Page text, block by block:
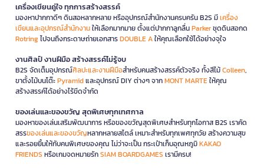
เครื่องเขียนคู่ใจ ทุกการสร้างสรรค์
มองหาปากกาดีๆ ดินสอหลากหลาย หรืออุปกรณ์สำนักงานครบครัน B2S มีเครื่อง
เขียนและอุปกรณ์สำนักงานให้เลือกมากมาย ตั้งแต่ปากกาลูกลื่นParkerชุดดินสอกด
Rotringไปจนถึงกระดาษถ่ายเอกสารDOUBLE Aให้คุณเลือกใช้ได้อย่างจุใจ
งานศิลป์ งานฝีมือ สร้างสรรค์ไม่รู้จบ
B2S จัดเต็มอุปกรณ์ศิลปะและงานฝีมือสำหรับคนสร้างสรรค์ตัวจริง ทั้งสีไม้Colleen,
ขาตั้งไม้บนโต๊ะPyramidและอุปกรณ์ DIY ต่างๆ จากMONT MARTEให้คุณ
สร้างสรรค์ได้อย่างไร้ขีดจำกัด
ของเล่นและของขวัญ สุดพิเศษทุกเทศกาล
มองหาของเล่นเสริมพัฒนาการ หรือของขวัญสุดพิเศษสำหรับทุกโอกาส B2S เราคัด
สรรของเล่นและของขวัญหลากหลายสไตล์ เหมาะสำหรับทุกเพศทุกวัย สร้างความสุข
และรอยยิ้มให้กับคนพิเศษของคุณ ไม่ว่าจะเป็น กระเป๋าเก็บอุณหภูมิKAKAO
FRIENDS หรือเกมจดหมายรักSIAM BOARDGAMES เรามีครบ!